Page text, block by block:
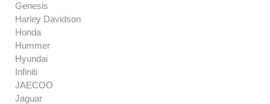
Genesis
Harley Davidson
Honda
Hummer
Hyundai
Infiniti
JAECOO
Jaguar